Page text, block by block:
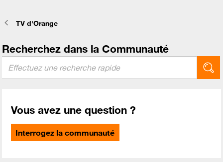
TV d'Orange
Recherchez dans la Communauté
Vous avez une question ?
Interrogez la communauté